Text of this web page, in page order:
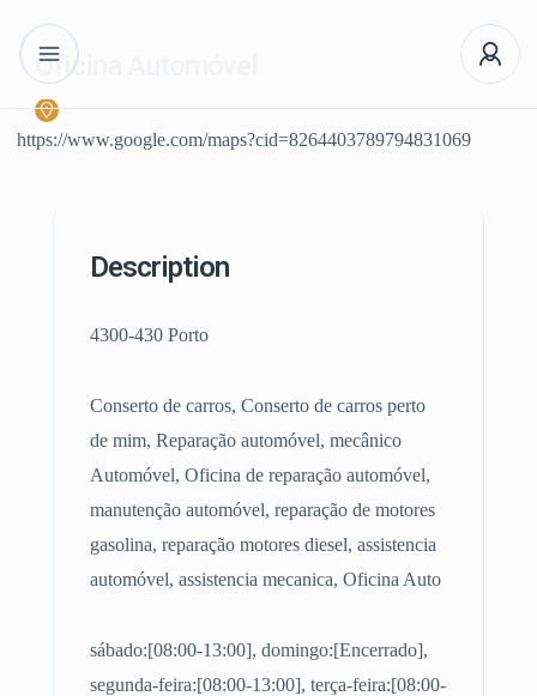
Oficina Automóvel
https://www.google.com/maps?cid=8264403789794831069
Description
4300-430 Porto
Conserto de carros, Conserto de carros perto
de mim, Reparação automóvel, mecânico
Automóvel, Oficina de reparação automóvel,
manutenção automóvel, reparação de motores
gasolina, reparação motores diesel, assistencia
automóvel, assistencia mecanica, Oficina Auto
sábado:[08:00-13:00], domingo:[Encerrado],
segunda-feira:[08:00-13:00], terça-feira:[08:00-